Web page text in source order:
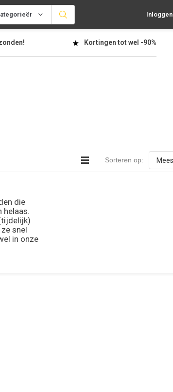
Inloggen
Kortingen tot wel -90%
Sorteren op:
die
helaas.
snel
in onze